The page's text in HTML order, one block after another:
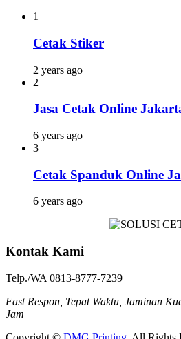
1
Cetak Stiker
2 years ago
2
Jasa Cetak Online
6 years ago
3
Cetak Spanduk Online
6 years ago
Kontak Kami
Telp./WA 0813-8777-7239
Fast Respon, Tepat Waktu, Jaminan
Jam